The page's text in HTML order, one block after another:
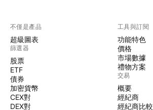
不僅是產品
超級圖表
篩選器
股票
ETF
債券
加密貨幣
CEX對
DEX對
工具與訂閱
功能特色
價格
市場數據
禮物方案
交易
概要
經紀商
經紀商比較